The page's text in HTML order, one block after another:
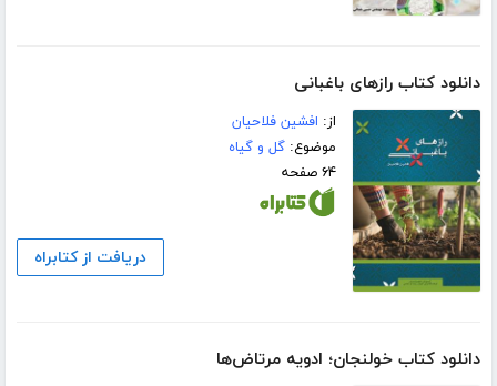
دانلود کتاب رازهای باغبانی
از: افشین فلاحیان
موضوع:گل و گیاه
۶۴ صفحه
دریافت از کتابراه
دانلود کتاب خولنجان؛ ادویه مرتاض‌ها